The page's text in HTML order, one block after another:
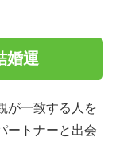
婚運
が一致する人を
ートナーと出会